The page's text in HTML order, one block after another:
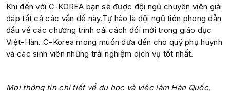
Khi đến với C-KOREA bạn sẽ được đội ngũ chuyên viên giải
đáp tất cả các vấn đề này.Tự hào là đội ngũ tiên phong dẫn
đầu về các chương trình cải cách đổi mới trong giáo dục
Việt-Hàn. C-Korea mong muốn đưa đến cho quý phụ huynh
và các sinh viên những trải nghiệm dịch vụ tốt nhất.
Mọi thông tin chi tiết về du học và việc làm Hàn Quốc,